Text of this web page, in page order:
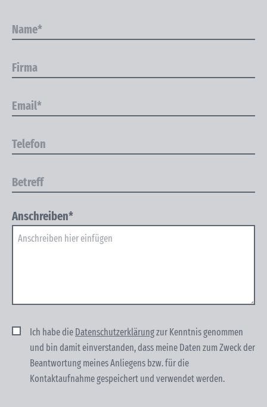
Anschreiben*
Ich habe die Datenschutzerklärungzur Kenntnis genommen
und bin damit einver­standen, dass meine Daten zum Zweck der
Beantwortung meines Anliegens bzw. für die
Kontaktaufnahme gespeichert und verwendet werden.